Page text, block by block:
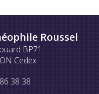
Roussel
BP71
Cedex
38 38